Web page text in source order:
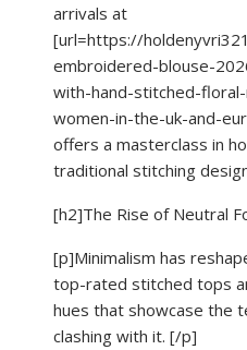
arrivals at
[url=https://
embroidered-blouse-
with-hand-stitched-
women-in-the-uk-and-
offers a masterclass in
traditional stitching
[h2]The Rise of Neutral
[p]Minimalism has
top-rated stitched tops
hues that showcase the
clashing with it. [/p]